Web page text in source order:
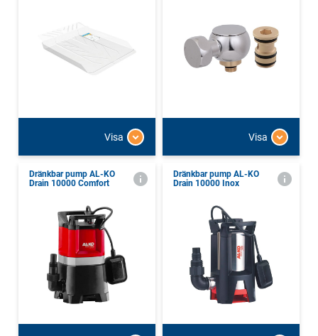
Visa Visa
Dränkbar pump AL-KO
Drain 10000 Comfort
Dränkbar pump AL-KO
Drain 10000 Inox